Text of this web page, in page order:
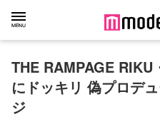
THE RAMPAGE
にドッキリ 偽プロデ
ジ